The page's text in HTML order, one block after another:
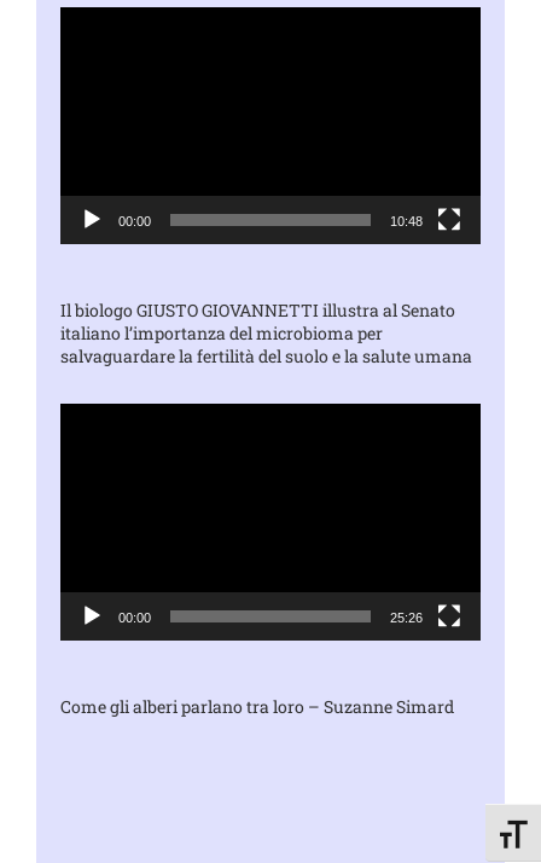
Video
Il biologo GIUSTO GIOVANNETTI illustra al Senato
italiano l’importanza del microbioma per
salvaguardare la fertilità del suolo e la salute umana
Video
Come gli alberi parlano tra loro – Suzanne Simard